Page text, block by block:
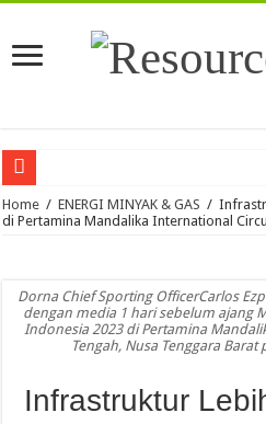
Terminal LPG Tanjung Sekong PET Jadi
SPE Universitas Pertamina Bersama
PNBP Lampaui Target, Kementerian
Kepemimpinan Terpadu dan Strategi
Home / ENERGI MINYAK & GAS /
di Pertamina Mandalika International
Dorna Chief Sporting OfficerCarlos
dengan media 1 hari sebelum ajang
Indonesia 2023 di Pertamina
Tengah, Nusa Tenggara
Infrastruktur